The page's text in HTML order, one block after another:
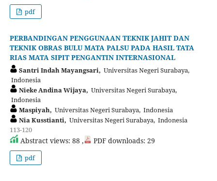
pdf
PERBANDINGAN PENGGUNAAN TEKNIK JAHIT DAN
TEKNIK OBRAS BULU MATA PALSU PADA HASIL TATA
RIAS MATA SIPIT PENGANTIN INTERNASIONAL
Santri Indah Mayangsari, Universitas Negeri Surabaya,
Indonesia
Nieke Andina Wijaya, Universitas Negeri Surabaya,
Indonesia
Maspiyah, Universitas Negeri Surabaya, Indonesia
Nia Kusstianti, Universitas Negeri Surabaya, Indonesia
113-120
Abstract views: 88 , PDF downloads: 29
pdf